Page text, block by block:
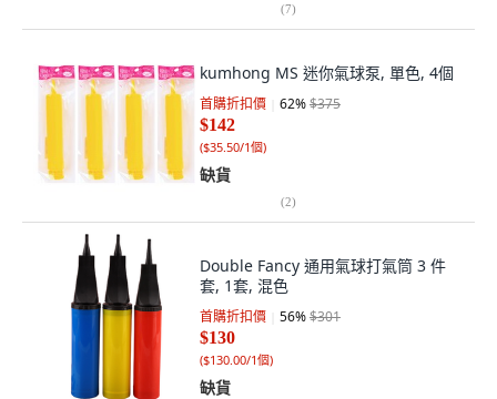
(7)
kumhong MS 迷你氣球泵, 單色, 4個
首購折扣價 62%$375
$142
($35.50/1個)
缺貨
(2)
Double Fancy 通用氣球打氣筒 3 件
套, 1套, 混色
首購折扣價 56%$301
$130
($130.00/1個)
缺貨